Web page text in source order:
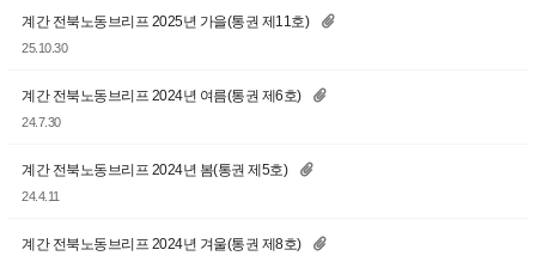
계간 전북노동브리프 2025년 가을(통권 제11호)
25.10.30
계간 전북노동브리프 2024년 여름(통권 제6호)
24.7.30
계간 전북노동브리프 2024년 봄(통권 제5호)
24.4.11
계간 전북노동브리프 2024년 겨울(통권 제8호)